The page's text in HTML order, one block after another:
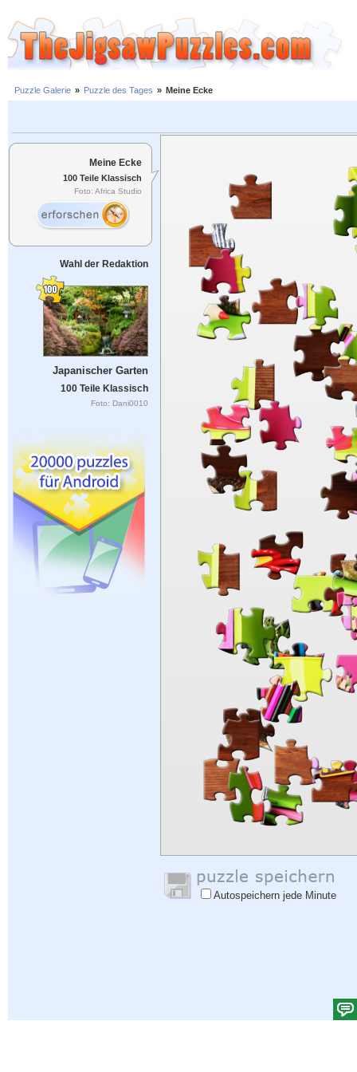
Puzzle Galerie » Puzzle des Tages » Meine Ecke
Meine Ecke
100 Teile Klassisch
Foto: Africa Studio
Wahl der Redaktion
Japanischer Garten
100 Teile Klassisch
Foto: Dani0010
Autospeichern jede Minute